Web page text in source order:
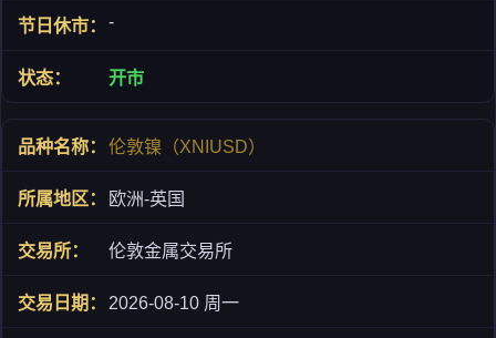
-
开市
伦敦镍（XNIUSD）
欧洲-英国
伦敦金属交易所
2026-08-10 周一